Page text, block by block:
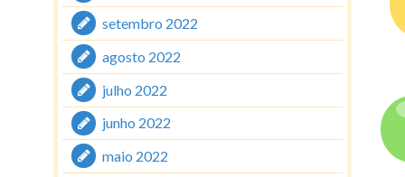
setembro 2022
agosto 2022
julho 2022
junho 2022
maio 2022